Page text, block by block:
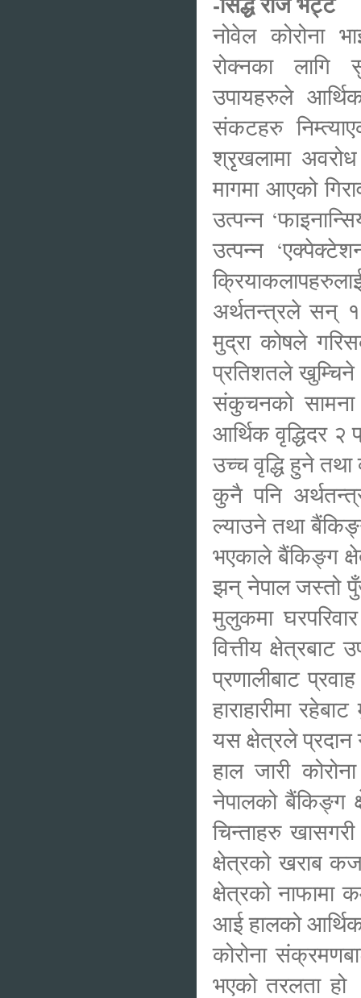
नोवेल कोरोना
रोक्नका लागि
उपायहरुले
संकटहरु
श्रृखलामा
मागमा आएको
उत्पन्न
उत्पन्न
अर्थतन्त्रले सन्
मुद्रा कोषले
प्रतिशतले
संकुचनको सामना
आर्थिक वृद्धिदर २
उच्च वृद्धि हुने
कुनै पनि
ल्याउने तथा
भएकाले बैंकिङ्ग
झन् नेपाल जस्तो
मुलुकमा
वित्तीय
प्रणालीबाट
हाराहारीमा
यस क्षेत्रले
हाल जारी
नेपालको बैंकिङ्ग
चिन्ताहरु
क्षेत्रको खराब
क्षेत्रको नाफामा
आई हालको
कोरोना
भएको तरलता हो